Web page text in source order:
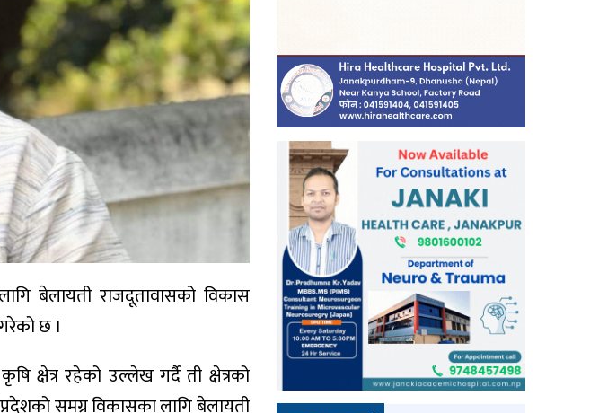
बेलायती राजदूतावासको विकास
छ ।
क्षेत्र रहेको उल्लेख गर्दै ती क्षेत्रको